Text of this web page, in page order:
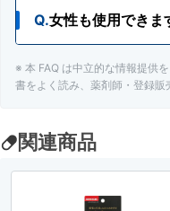
A.授乳中の人は使用
Q.女性も使用できま
A.女性は、使用をさ
ける安全性が確認
※ 本 FAQ は中立的な情報提供
書をよく読み、薬剤師・登録販
関連商品